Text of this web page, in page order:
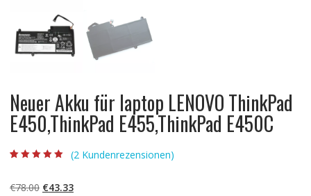
Neuer Akku für laptop LENOVO ThinkPad
E450,ThinkPad E455,ThinkPad E450C
basierend auf
Kundenbewertun
(2 Kundenrezensionen)
€78.00 Ursprünglicher
€43.33Aktueller